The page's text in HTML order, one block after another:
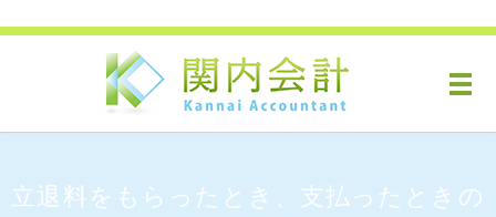
メ
立退料をもらったとき、支払ったときの